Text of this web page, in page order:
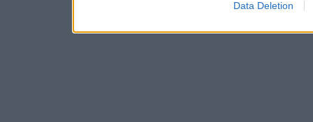
Data Deletion